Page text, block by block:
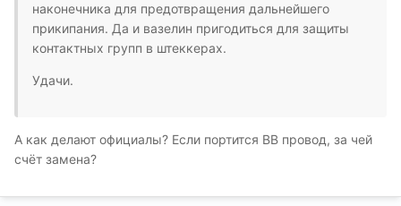
наконечника для предотвращения дальнейшего
прикипания. Да и вазелин пригодиться для защиты
контактных групп в штеккерах.
Удачи.
А как делают официалы? Если портится ВВ провод, за чей
счёт замена?